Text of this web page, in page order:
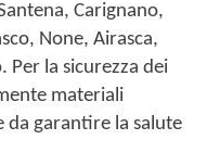
Carignano,
None, Airasca,
Per la sicurezza dei
materiali
garantire la salute